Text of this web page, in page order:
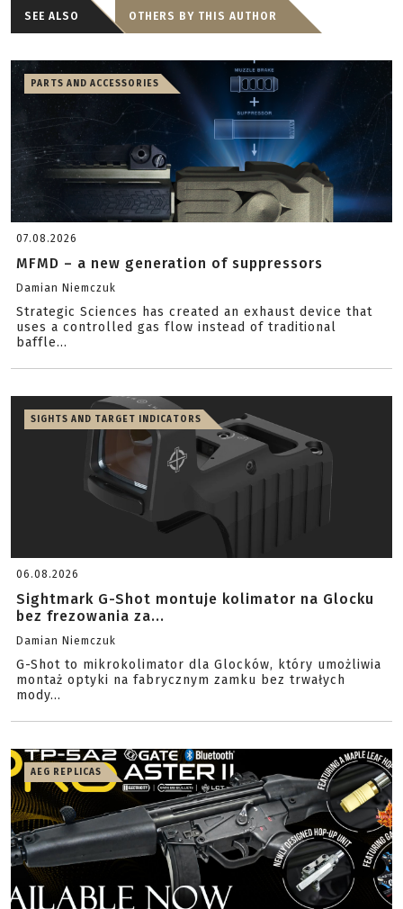
SEE ALSO OTHERS BY THIS AUTHOR
PARTS AND ACCESSORIES
07.08.2026
MFMD – a new generation of suppressors
Damian Niemczuk
Strategic Sciences has created an exhaust device that
uses a controlled gas flow instead of traditional
baffle...
SIGHTS AND TARGET INDICATORS
06.08.2026
Sightmark G-Shot montuje kolimator na Glocku
bez frezowania za...
Damian Niemczuk
G-Shot to mikrokolimator dla Glocków, który umożliwia
montaż optyki na fabrycznym zamku bez trwałych
mody...
AEG REPLICAS